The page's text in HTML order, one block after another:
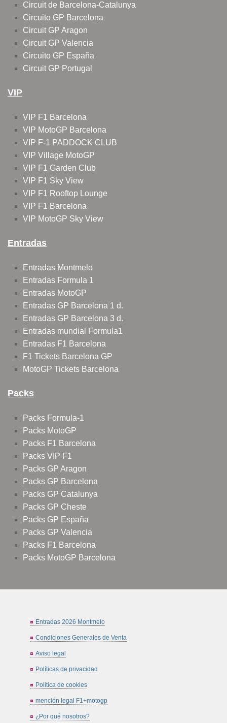
Circuit de Barcelona-Catalunya
Circuito GP Barcelona
Circuit GP Aragon
Circuit GP Valencia
Circuito GP España
Circuit GP Portugal
VIP
VIP F1 Barcelona
VIP MotoGP Barcelona
VIP F-1 PADDOCK CLUB
VIP Village MotoGP
VIP F1 Garden Club
VIP F1 Sky View
VIP F1 Rooftop Lounge
VIP F1 Barcelona
VIP MotoGP Sky View
Entradas
Entradas Montmelo
Entradas Formula 1
Entradas MotoGP
Entradas GP Barcelona 1 d.
Entradas GP Barcelona 3 d.
Entradas mundial Formula1
Entradas F1 Barcelona
F1 Tickets Barcelona GP
MotoGP Tickets Barcelona
Packs
Packs Formula-1
Packs MotoGP
Packs F1 Barcelona
Packs VIP F1
Packs GP Aragon
Packs GP Barcelona
Packs GP Catalunya
Packs GP Cheste
Packs GP España
Packs GP Valencia
Packs F1 Barcelona
Packs MotoGP Barcelona
Entradas 2026 Montmelo
Condiciones Generales de Venta
Aviso legal
Políticas de privacidad
Politica de cookies
mención legal F1+motogp
¿Por qué nosotros?